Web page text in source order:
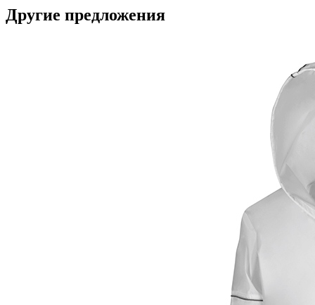
Другие предложения